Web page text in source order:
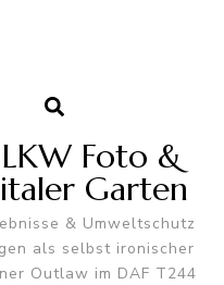
Foto &
Garten
& Umweltschutz
als selbst ironischer
Outlaw im DAF T244